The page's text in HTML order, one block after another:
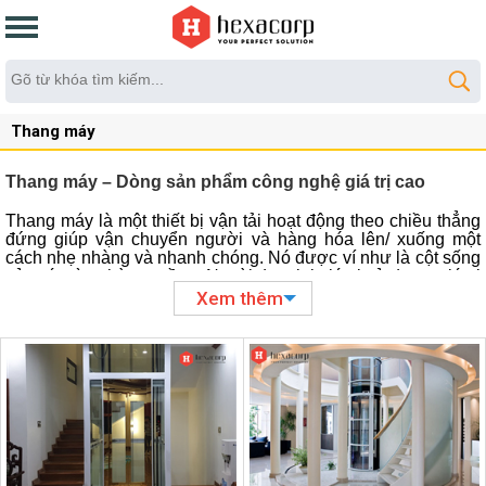
Thang máy
Thang máy – Dòng sản phẩm công nghệ giá trị cao
Thang máy là một thiết bị vận tải hoạt động theo chiều thẳng
đứng giúp vận chuyển người và hàng hóa lên/ xuống một
cách nhẹ nhàng và nhanh chóng. Nó được ví như là cột sống
của các tòa nhà cao tầng. Ngoài đem lại giá trị sử dụng, giá trị
kinh tế, thang máy còn tạo nên giá trị thẩm mỹ, nét độc đáo
trong kiến trúc cho mỗi công trình.
Lịch sử hình thành và phát triển của thang máy
Chiếc thang máy đầu tiên được chế tạo vào năm 1743 dưới
thời vua LOUIS XV. Ở thời kỳ này, người ta thiết kế thang
máy rất đơn giản dựa trên nguyên lý đối trọng, chỉ chở được
1 người lên ngôi nhà 2 tầng. Sau đó, thang máy được cải tiến
dần dần trở nên phổ biến hơn vào những năm 80 với thang
Xem thêm